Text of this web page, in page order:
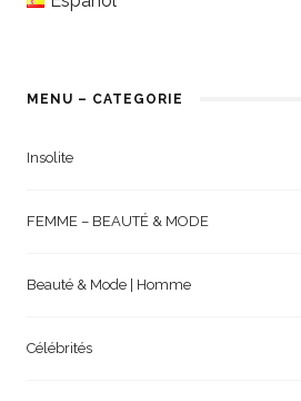
MENU – CATEGORIE
Insolite
FEMME – BEAUTÉ & MODE
Beauté & Mode | Homme
Célébrités